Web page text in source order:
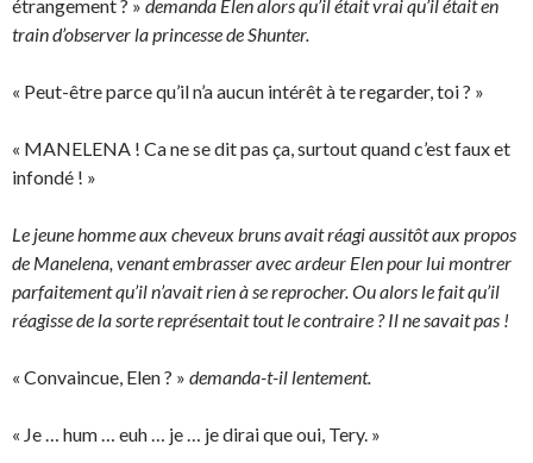
étrangement ? » demanda Elen alors qu’il était vrai qu’il était en
train d’observer la princesse de Shunter.
« Peut-être parce qu’il n’a aucun intérêt à te regarder, toi ? »
« MANELENA ! Ca ne se dit pas ça, surtout quand c’est faux et
infondé ! »
Le jeune homme aux cheveux bruns avait réagi aussitôt aux propos
de Manelena, venant embrasser avec ardeur Elen pour lui montrer
parfaitement qu’il n’avait rien à se reprocher. Ou alors le fait qu’il
réagisse de la sorte représentait tout le contraire ? Il ne savait pas !
« Convaincue, Elen ? » demanda-t-il lentement.
« Je … hum … euh … je … je dirai que oui, Tery. »